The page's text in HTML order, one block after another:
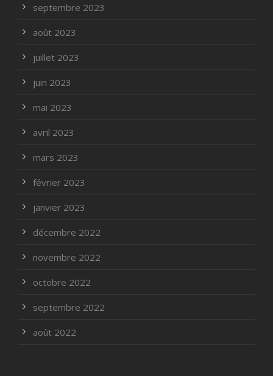
septembre 2023
août 2023
juillet 2023
juin 2023
mai 2023
avril 2023
mars 2023
février 2023
janvier 2023
décembre 2022
novembre 2022
octobre 2022
septembre 2022
août 2022